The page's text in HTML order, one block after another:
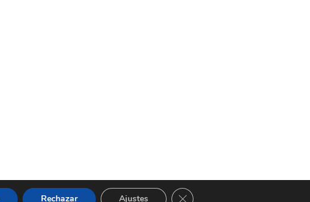
Rechazar Ajustes Cerrar el banner de cookies